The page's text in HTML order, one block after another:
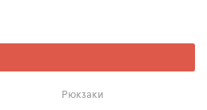
Рюкзаки